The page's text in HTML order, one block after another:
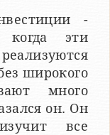
-
эти
широкого
много
он. Он
все